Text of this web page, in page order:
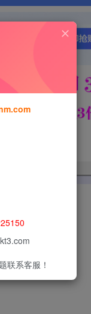
联系客服！